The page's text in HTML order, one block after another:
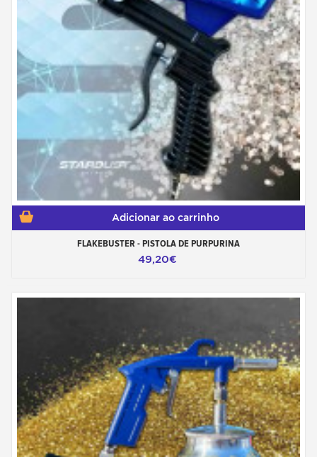
Adicionar ao carrinho
FLAKEBUSTER - PISTOLA DE PURPURINA
49,20€